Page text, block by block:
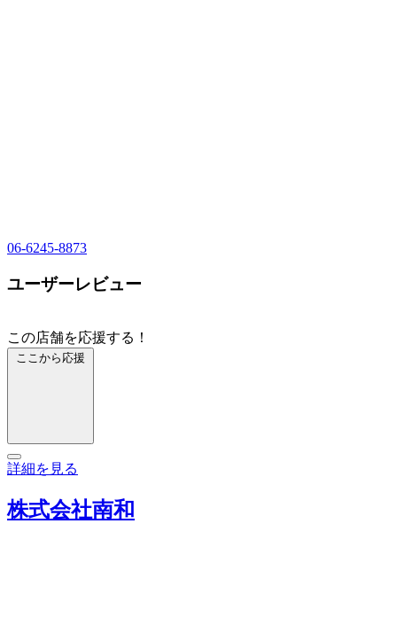
06-6245-8873
ユーザーレビュー
この店舗を応援する！
ここから応援
詳細を見る
株式会社南和